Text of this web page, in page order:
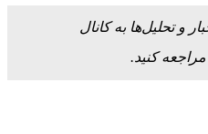
و تحلیل‌ها به کانال
کنید.